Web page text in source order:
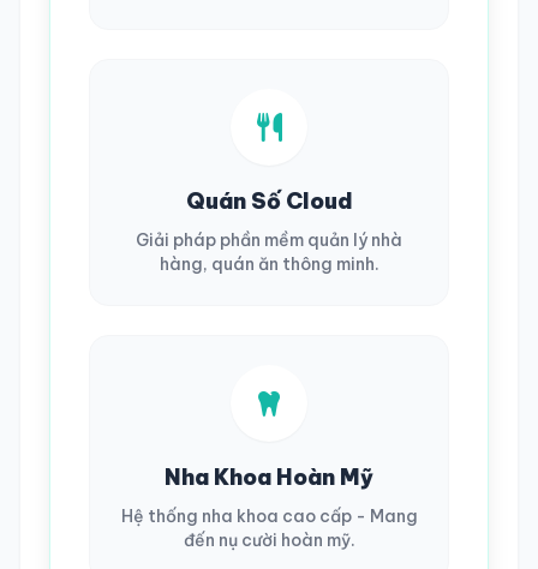
Quán Số Cloud
Giải pháp phần mềm quản lý nhà
hàng, quán ăn thông minh.
Nha Khoa Hoàn Mỹ
Hệ thống nha khoa cao cấp - Mang
đến nụ cười hoàn mỹ.